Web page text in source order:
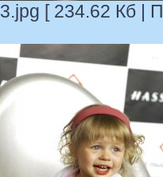
3.jpg [ 234.62 Кб |